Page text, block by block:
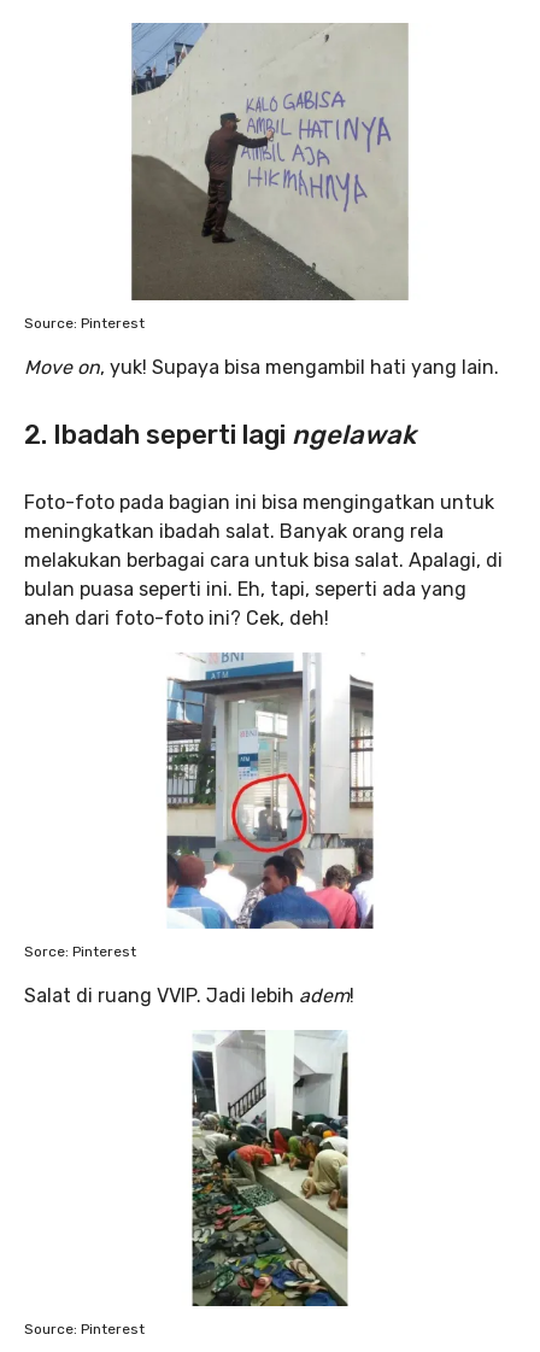
Source: Pinterest
Move on, yuk! Supaya bisa mengambil hati yang lain.
2. Ibadah seperti lagi ngelawak
Foto-foto pada bagian ini bisa mengingatkan untuk
meningkatkan ibadah salat. Banyak orang rela
melakukan berbagai cara untuk bisa salat. Apalagi, di
bulan puasa seperti ini. Eh, tapi, seperti ada yang
aneh dari foto-foto ini? Cek, deh!
Sorce: Pinterest
Salat di ruang VVIP. Jadi lebih adem!
Source: Pinterest